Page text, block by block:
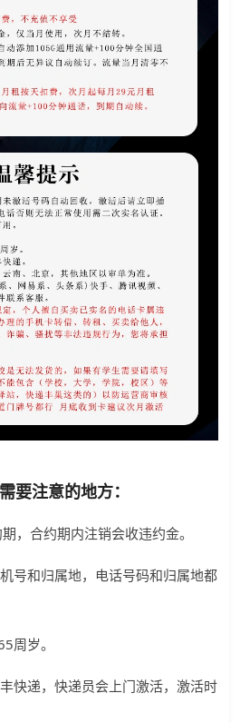
要注意的地方：
，合约期内注销会收违约金。
号和归属地，电话号码和归属地都
周岁。
快递，快递员会上门激活，激活时